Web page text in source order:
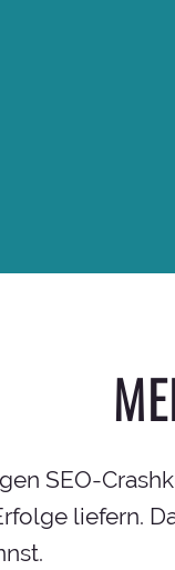
SEO-
liefern.